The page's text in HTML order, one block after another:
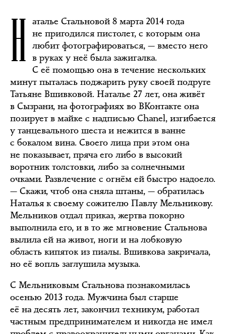
Н аталье Стальновой 8 марта 2014 года
не пригодился пистолет, с которым она
любит фотографироваться, — вместо него
в руках у неё была зажигалка.
С её помощью она в течение нескольких
минут пыталась поджарить руку своей подруге
Татьяне Вшивковой. Наталье 27 лет, она живёт
в Сызрани, на фотографиях во ВКонтакте она
позирует в майке с надписью Chanel, изгибается
у танцевального шеста и нежится в ванне
с бокалом вина. Своего лица при этом она
не показывает, пряча его либо в высокий
воротник толстовки, либо за солнечными
очками. Развлечение с огнём ей быстро надоело.
— Скажи, чтоб она сняла штаны, — обратилась
Наталья к своему сожителю Павлу Мельникову.
Мельников отдал приказ, жертва покорно
выполнила его, и в то же мгновение Стальнова
вылила ей на живот, ноги и на лобковую
область кипяток из пиалы. Вшивкова закричала,
но её вопль заглушила музыка.
С Мельниковым Стальнова познакомилась
осенью 2013 года. Мужчина был старше
её на десять лет, закончил техникум, работал
частным предпринимателем и никогда не имел